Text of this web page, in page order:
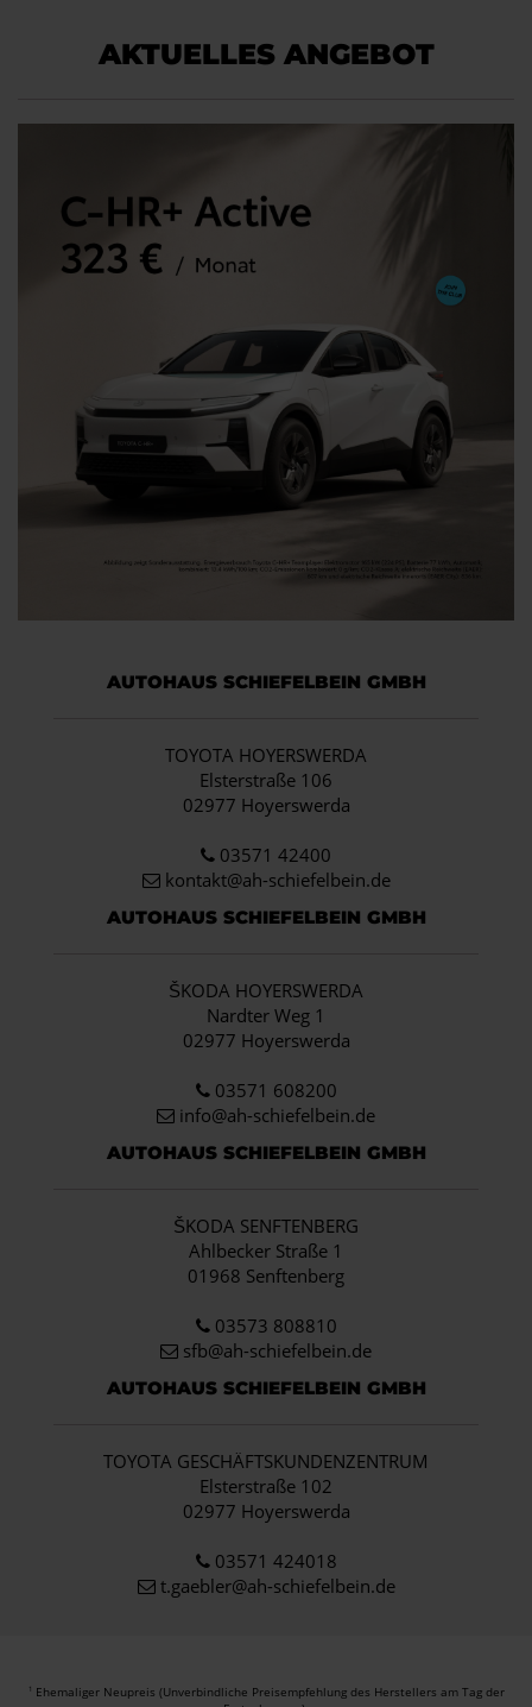
AKTUELLES ANGEBOT
AUTOHAUS SCHIEFELBEIN GMBH
TOYOTA HOYERSWERDA
Elsterstraße 106
02977 Hoyerswerda
03571 42400
kontakt@ah-schiefelbein.de
AUTOHAUS SCHIEFELBEIN GMBH
ŠKODA HOYERSWERDA
Nardter Weg 1
02977 Hoyerswerda
03571 608200
info@ah-schiefelbein.de
AUTOHAUS SCHIEFELBEIN GMBH
ŠKODA SENFTENBERG
Ahlbecker Straße 1
01968 Senftenberg
03573 808810
sfb@ah-schiefelbein.de
AUTOHAUS SCHIEFELBEIN GMBH
TOYOTA GESCHÄFTSKUNDENZENTRUM
Elsterstraße 102
02977 Hoyerswerda
03571 424018
t.gaebler@ah-schiefelbein.de
1 Ehemaliger Neupreis (Unverbindliche Preisempfehlung des Herstellers am Tag der